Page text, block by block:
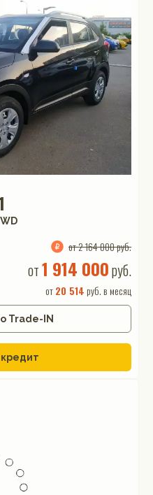
от 2 164 000 руб.
от1 914 000руб.
от20 514 руб. в месяц
Trade-IN
кредит